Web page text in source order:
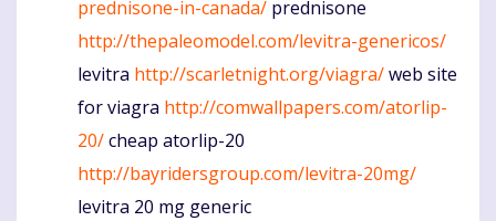
prednisone-in-canada/ prednisone
http://thepaleomodel.com/levitra-genericos/
levitra http://scarletnight.org/viagra/web site
for viagra http://comwallpapers.com/atorlip-
20/cheap atorlip-20
http://bayridersgroup.com/levitra-20mg/
levitra 20 mg generic